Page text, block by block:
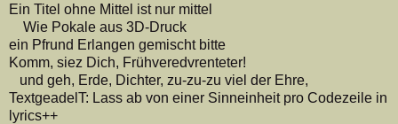
Ein Titel ohne Mittel ist nur mittel
Wie Pokale aus 3D-Druck
ein Pfrund Erlangen gemischt bitte
Komm, siez Dich, Frühveredvrenteter!
und geh, Erde, Dichter, zu-zu-zu viel der Ehre,
TextgeadelT: Lass ab von einer Sinneinheit pro Codezeile in
lyrics++